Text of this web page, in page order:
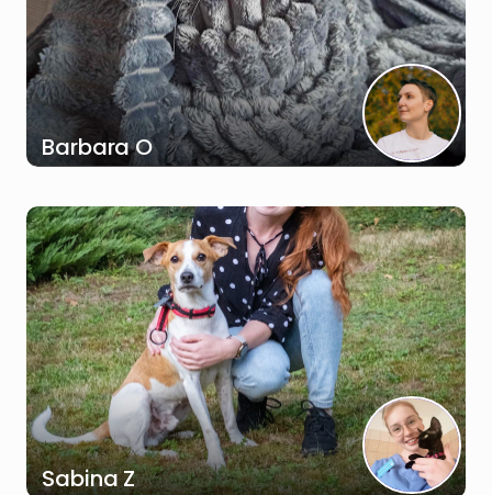
Barbara O
Sabina Z